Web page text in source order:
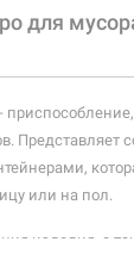
для
Представляет
или на пол.
изделия, а
без